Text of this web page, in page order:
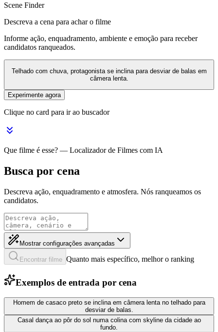
Scene Finder
Descreva a cena para achar o filme
Informe ação, enquadramento, ambiente e emoção para receber
candidatos ranqueados.
Telhado com chuva, protagonista se inclina para desviar de balas em
câmera lenta.
Experimente agora
Clique no card para ir ao buscador
Que filme é esse? — Localizador de Filmes com IA
Busca por cena
Descreva ação, enquadramento e atmosfera. Nós ranqueamos os
candidatos.
Mostrar configurações avançadas
Encontrar filme Quanto mais específico, melhor o ranking
Exemplos de entrada por cena
Homem de casaco preto se inclina em câmera lenta no telhado para
desviar de balas.
Casal dança ao pôr do sol numa colina com skyline da cidade ao
fundo.